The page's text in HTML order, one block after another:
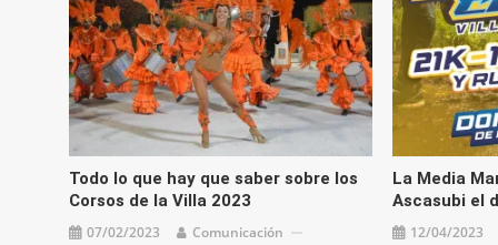
Todo lo que hay que saber sobre los
Corsos de la Villa 2023
07/02/2023 Comunicación
La Media
Ascasubi el
12/04/2023